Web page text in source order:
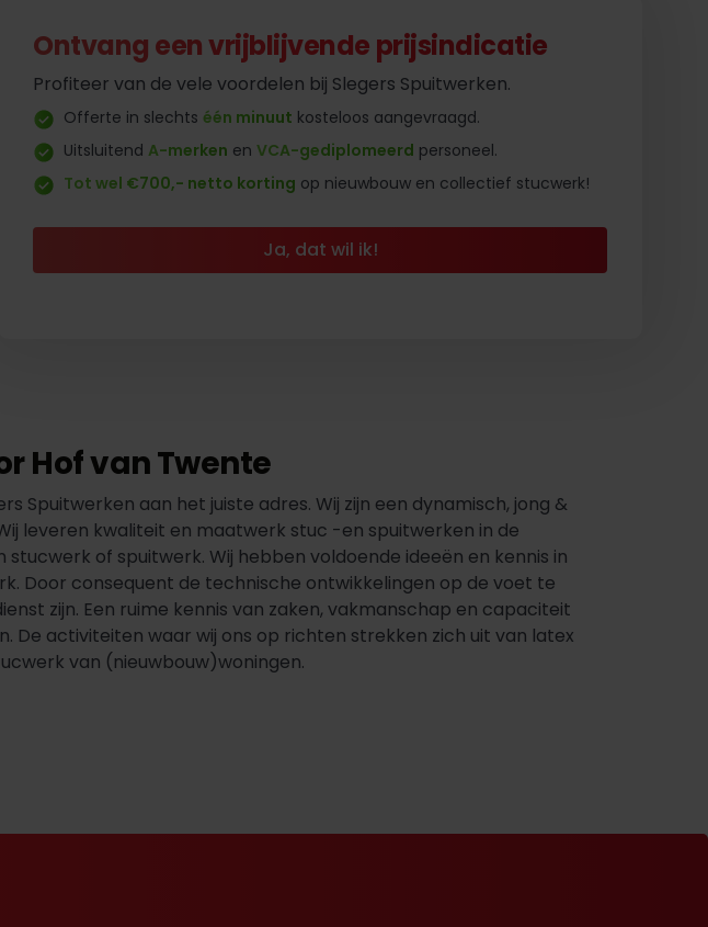
Ontvang een vrijblijvende prijsindicatie
Profiteer van de vele voordelen bij Slegers Spuitwerken.
Offerte in slechts één minuut kosteloos aangevraagd.
Uitsluitend A-merken en VCA-gediplomeerd personeel.
Tot wel €700,- netto korting op nieuwbouw en collectief stucwerk!
Ja, dat wil ik!
Hof van Twente
Spuitwerken aan het juiste adres. Wij zijn een dynamisch, jong &
leveren kwaliteit en maatwerk stuc -en spuitwerken in de
of spuitwerk. Wij hebben voldoende ideeën en kennis in
Door consequent de technische ontwikkelingen op de voet te
zijn. Een ruime kennis van zaken, vakmanschap en capaciteit
activiteiten waar wij ons op richten strekken zich uit van latex
van (nieuwbouw)woningen.